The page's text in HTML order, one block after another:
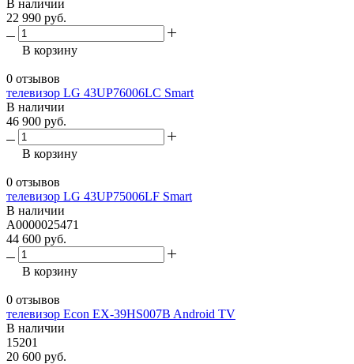
В наличии
22 990 руб.
В корзину
0 отзывов
телевизор LG 43UP76006LC Smart
В наличии
46 900 руб.
В корзину
0 отзывов
телевизор LG 43UP75006LF Smart
В наличии
A0000025471
44 600 руб.
В корзину
0 отзывов
телевизор Econ EX-39HS007B Android TV
В наличии
15201
20 600 руб.